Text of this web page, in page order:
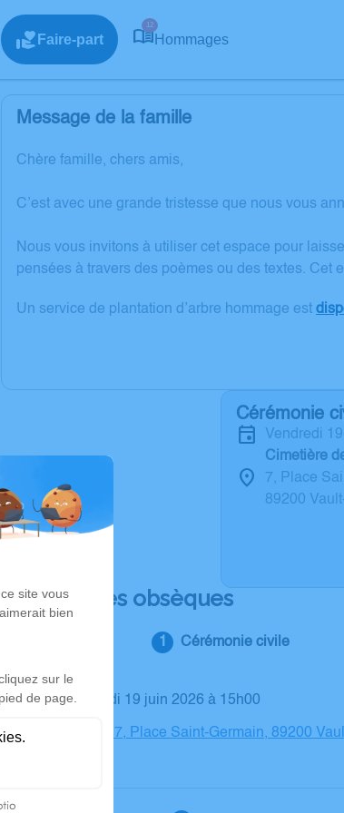
Faire-part
12
Hommages
Message de la famille
Chère famille, chers amis,
C’est avec une grande tristesse que nous vous
Nous vous invitons à utiliser cet espace pour
pensées à travers des poèmes ou des textes. Cet
Un service de plantation d’arbre hommage est
Cérémonie
vendredi
Cimetière
7, Place
89200
Déroulé des obsèques
Cérémonie civile
Le vendredi 19 juin 2026 à 15h00
Cimetière, 7, Place Saint-Germain, 89200